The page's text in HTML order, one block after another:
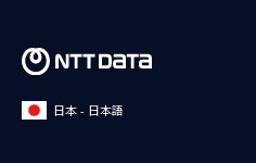
日本 - 日本語